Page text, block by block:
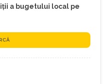
a bugetului local pe